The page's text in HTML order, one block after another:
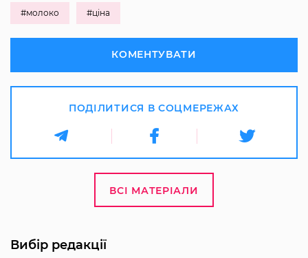
#молоко #ціна
КОМЕНТУВАТИ
ПОДІЛИТИСЯ В СОЦМЕРЕЖАХ
ВСІ МАТЕРІАЛИ
Вибір редакції